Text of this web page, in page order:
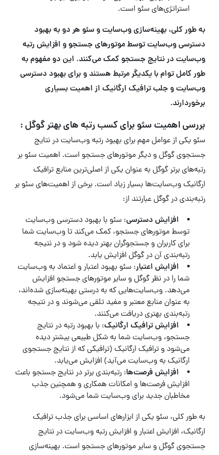
استراتژی‌های سئو است.
به طور کلی، بهینه‌سازی وب‌سایت و سئو هر دو به بهبود
دسترسی وب‌سایت توسط موتورهای جستجو و افزایش رتبه
وب‌سایت در نتایج جستجو کمک می‌کنند. این دو مفهوم به
طور کامل توام با یکدیگر مرتبط هستند و برای بهبود دسترسی
وب‌سایت و جلب ترافیک ارگانیک از اهمیت بسیاری
برخوردارند.
بررسی اهمیت سئو برای کسب رتبه های بهتر گوگل :
سئو یکی از عوامل مهم برای بهبود رتبه وب‌سایت در نتایج
جستجوی گوگل و دیگر موتورهای جستجو است. اهمیت سئو بر
رتبه‌های برتر گوگل به عنوان یکی از اصلی‌ترین منابع ترافیک
ارگانیک وب‌سایت‌ها بسیار زیاد است. برخی از اهمیت‌های سئو بر
رتبه‌بندی در گوگل عبارتند از:
افزایش دسترسی: سئو با بهبود دسترسی وب‌سایت
توسط موتورهای جستجو، کمک می‌کند تا وب‌سایت شما
برای کاربران و جستجوگران بهتر دیده شود و در نتیجه
رتبه‌بندی آن در گوگل افزایش یابد.
افزایش اعتبار: سئو بهبود اعتبار و اعتماد به وب‌سایت
شما را در نظر گوگل و سایر موتورهای جستجو افزایش
می‌دهد. وب‌سایت‌هایی که به درستی بهینه‌سازی شده‌اند،
به عنوان منابع معتبر و مفید تلقی می‌شوند و در نتیجه
رتبه‌بندی بهتری دریافت می‌کنند.
افزایش ترافیک ارگانیک: با بهبود رتبه در نتایج
جستجو، وب‌سایت شما به شکل طبیعی بیشتر دیده
می‌شود و ترافیک ارگانیک (ترافیکی که از نتایج جستجوی
ارگانیک به وب‌سایت می‌آید) افزایش می‌یابد.
افزایش فرصت‌ها: رتبه‌بندی برتر در نتایج جستجو باعث
افزایش فرصت‌ها و امکانات همکاری و همچنین جذب
مخاطبان جدید برای وب‌سایت شما می‌شود.
به طور کلی، سئو یکی از ابزارهای اساسی برای جذب ترافیک
ارگانیک، افزایش اعتبار و افزایش رتبه وب‌سایت در نتایج
جستجوی گوگل و سایر موتورهای جستجو است. بهینه‌سازی